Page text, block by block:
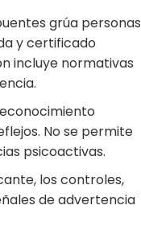
grúa personas
y certificado
incluye normativas
No se permite
psicoactivas.
los controles,
de advertencia